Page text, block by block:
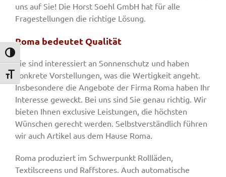
Umschalten auf hohe Kontraste
Schrift vergrößern
uns auf Sie! Die Horst Soehl GmbH hat für alle
Fragestellungen die richtige Lösung.
Roma bedeutet Qualität
Sie sind interessiert an Sonnenschutz und haben
konkrete Vorstellungen, was die Wertigkeit angeht.
Insbesondere die Angebote der Firma Roma haben Ihr
Interesse geweckt. Bei uns sind Sie genau richtig. Wir
bieten Ihnen exclusive Leistungen, die höchsten
Wünschen gerecht werden. Selbstverständlich führen
wir auch Artikel aus dem Hause Roma.
Roma produziert im Schwerpunkt Rollläden,
Textilscreens und Raffstores. Auch automatische